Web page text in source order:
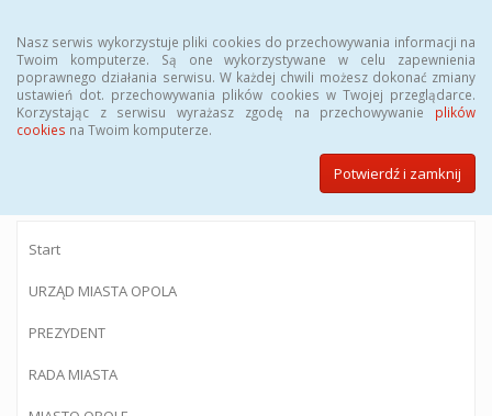
Nasz serwis wykorzystuje pliki cookies do przechowywania informacji na
Twoim komputerze. Są one wykorzystywane w celu zapewnienia
poprawnego działania serwisu. W każdej chwili możesz dokonać zmiany
ustawień dot. przechowywania plików cookies w Twojej przeglądarce.
Korzystając z serwisu wyrażasz zgodę na przechowywanie plików
cookies na Twoim komputerze.
Potwierdź i zamknij
BIULETYN INFORMACJI PUBLICZNEJ
Urzędu Miasta Opola
Start
URZĄD MIASTA OPOLA
PREZYDENT
RADA MIASTA